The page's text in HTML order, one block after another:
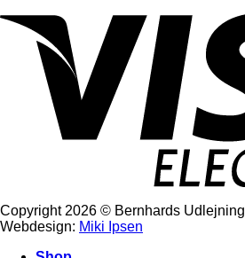
Copyright 2026 © Bernhards Udlejning
Webdesign: Miki Ipsen